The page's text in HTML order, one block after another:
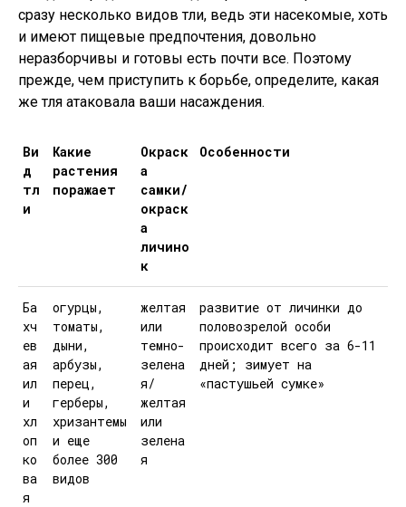
сразу несколько видов тли, ведь эти насекомые, хоть
и имеют пищевые предпочтения, довольно
неразборчивы и готовы есть почти все. Поэтому
прежде, чем приступить к борьбе, определите, какая
же тля атаковала ваши насаждения.
Ви
д
тл
и
Какие
растения
поражает
Окраск
а
самки/
окраск
а
личино
к
Особенности
Ба
хч
ев
ая
ил
и
хл
оп
ко
ва
я
огурцы,
томаты,
дыни,
арбузы,
перец,
герберы,
хризантемы
и еще
более 300
видов
желтая
или
темно-
зелена
я/
желтая
или
зелена
я
развитие от личинки до
половозрелой особи
происходит всего за 6-11
дней; зимует на
«пастушьей сумке»